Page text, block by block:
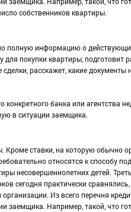
собственников квартиры.
полную информацию о
покупки квартиры, подготовит
расскажет, какие
банка или агентства
в ситуации заемщика.
ставки, на которую обычно
относятся к способу
несовершеннолетних детей.
сегодня практически
Из всего перечня
заемщика. Например, такой, что